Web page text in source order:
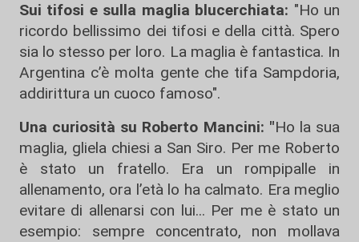
Sui tifosi e sulla maglia blucerchiata: "Ho un
ricordo bellissimo dei tifosi e della città. Spero
sia lo stesso per loro. La maglia è fantastica. In
Argentina c’è molta gente che tifa Sampdoria,
addirittura un cuoco famoso".
Una curiosità su Roberto Mancini: "Ho la sua
maglia, gliela chiesi a San Siro. Per me Roberto
è stato un fratello. Era un rompipalle in
allenamento, ora l’età lo ha calmato. Era meglio
evitare di allenarsi con lui... Per me è stato un
esempio: sempre concentrato, non mollava